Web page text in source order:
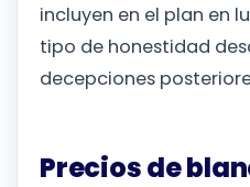
incluyen en el plan en
tipo de honestidad
decepciones
Precios de